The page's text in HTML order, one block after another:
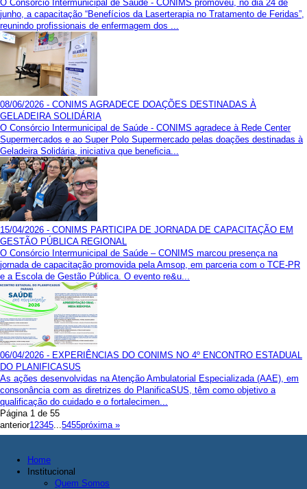
O Consórcio Intermunicipal de Saúde - CONIMS promoveu, no dia 24 de
junho, a capacitação “Benefícios da Laserterapia no Tratamento de Feridas”,
reunindo profissionais de enfermagem dos ...
08/06/2026 - CONIMS AGRADECE DOAÇÕES DESTINADAS À
GELADEIRA SOLIDÁRIA
O Consórcio Intermunicipal de Saúde - CONIMS agradece à Rede Center
Supermercados e ao Super Polo Supermercado pelas doações destinadas à
Geladeira Solidária, iniciativa que beneficia...
15/04/2026 - CONIMS PARTICIPA DE JORNADA DE CAPACITAÇÃO EM
GESTÃO PÚBLICA REGIONAL
O Consórcio Intermunicipal de Saúde – CONIMS marcou presença na
jornada de capacitação promovida pela Amsop, em parceria com o TCE-PR
e a Escola de Gestão Pública. O evento re&u...
06/04/2026 - EXPERIÊNCIAS DO CONIMS NO 4º ENCONTRO ESTADUAL
DO PLANIFICASUS
As ações desenvolvidas na Atenção Ambulatorial Especializada (AAE), em
consonância com as diretrizes do PlanificaSUS, têm como objetivo a
qualificação do cuidado e o fortalecimen...
Página 1 de 55
anterior12345...5455próxima »
Home
Institucional
Quem Somos